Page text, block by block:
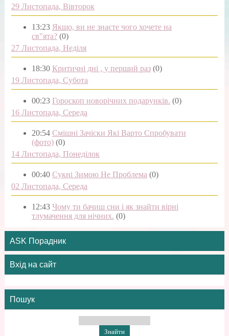
29 Листопада, Вівторок
13:23 Якщо, ви не знаєте чого хочете на
св"ята? (0)
27 Листопада, Неділя
18:30 Критичні дні , у перший раз (0)
19 Листопада, Субота
00:23 Гороскоп новорічних подарунків. (0)
16 Листопада, Середа
20:54 Смішні Зачіски Які Варто Спробувати
(фото) (0)
14 Листопада, Понеділок
00:40 Сукні Зимою Не Проблема (0)
02 Листопада, Середа
12:43 Чому ти бачиш сни і як знайти вірні
тлумачення для нічних. (0)
ASK Порадник
Вхід на сайт
Пошук